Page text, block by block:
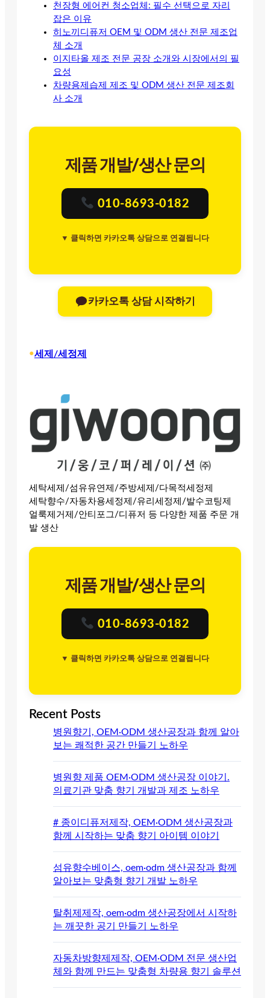
천장형 에어컨 청소업체: 필수 선택으로 자리
잡은 이유
히노끼디퓨저 OEM 및 ODM 생산 전문 제조업
체 소개
이지타올 제조 전문 공장 소개와 시장에서의 필
요성
차량용제습제 제조 및 ODM 생산 전문 제조회
사 소개
제품 개발/생산 문의
010-8693-0182
▼ 클릭하면 카카오톡 상담으로 연결됩니다
카카오톡 상담 시작하기
•세제/세정제
세탁세제/섬유유연제/주방세제/다목적세정제
세탁향수/자동차용세정제/유리세정제/발수코팅제
얼룩제거제/안티포그/디퓨저 등 다양한 제품 주문 개
발 생산
제품 개발/생산 문의
010-8693-0182
▼ 클릭하면 카카오톡 상담으로 연결됩니다
Recent Posts
병원향기, OEM·ODM 생산공장과 함께 알아
보는 쾌적한 공간 만들기 노하우
병원향 제품 OEM·ODM 생산공장 이야기.
의료기관 맞춤 향기 개발과 제조 노하우
# 종이디퓨저제작, OEM·ODM 생산공장과
함께 시작하는 맞춤 향기 아이템 이야기
섬유향수베이스, oem·odm 생산공장과 함께
알아보는 맞춤형 향기 개발 노하우
탈취제제작, oem·odm 생산공장에서 시작하
는 깨끗한 공기 만들기 노하우
자동차방향제제작, OEM·ODM 전문 생산업
체와 함께 만드는 맞춤형 차량용 향기 솔루션